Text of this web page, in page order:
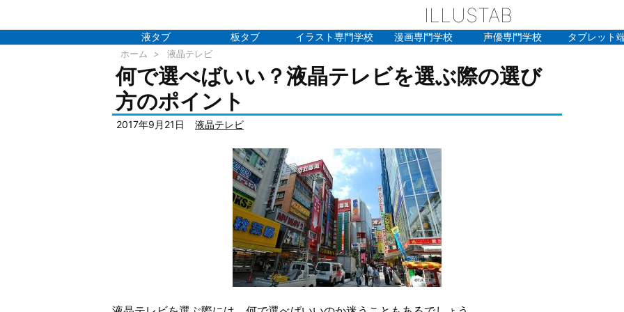
ILLUSTAB
液タブ 板タブ イラスト専門学校 漫画専門学校 声優専門学校 タブレット
ホーム > 液晶テレビ
何で選べばいい？液晶テレビを選ぶ際の選び
方のポイント
2017年9月21日 液晶テレビ